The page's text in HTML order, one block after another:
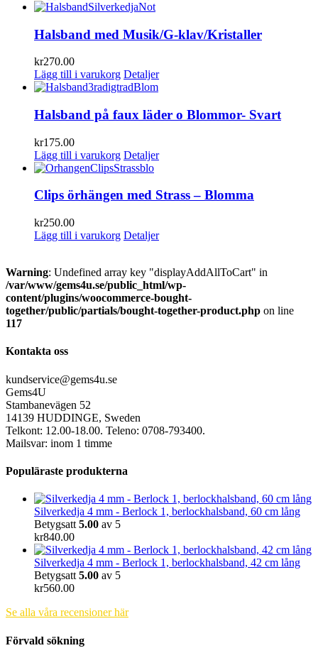
Halsband med Musik/G-klav/Kristaller
kr270.00
Lägg till i varukorg Detaljer
Halsband på faux läder o Blommor- Svart
kr175.00
Lägg till i varukorg Detaljer
Clips örhängen med Strass – Blomma
kr250.00
Lägg till i varukorg Detaljer
Warning: Undefined array key "displayAddAllToCart" in
/var/www/gems4u.se/public_html/wp-
content/plugins/woocommerce-bought-
together/public/partials/bought-together-product.php on line
117
Kontakta oss
kundservice@gems4u.se
Gems4U
Stambanevägen 52
14139 HUDDINGE, Sweden
Telkont: 12.00-18.00. Teleno: 0708-793400.
Mailsvar: inom 1 timme
Populäraste produkterna
Silverkedja 4 mm - Berlock 1, berlockhalsband, 60 cm lång
Betygsatt 5.00 av 5
kr840.00
Silverkedja 4 mm - Berlock 1, berlockhalsband, 42 cm lång
Betygsatt 5.00 av 5
kr560.00
Se alla våra recensioner här
Förvald sökning